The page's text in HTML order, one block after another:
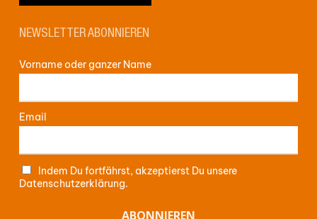
NEWSLETTER ABONNIEREN
Vorname oder ganzer Name
Email
Indem Du fortfährst, akzeptierst Du unsere
Datenschutzerklärung.